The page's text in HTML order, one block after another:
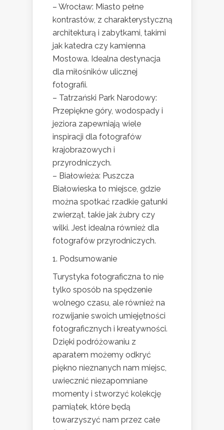
– Wrocław: Miasto pełne
kontrastów, z charakterystyczną
architekturą i zabytkami, takimi
jak katedra czy kamienna
Mostowa. Idealna destynacja
dla miłośników ulicznej
fotografii.
– Tatrzański Park Narodowy:
Przepiękne góry, wodospady i
jeziora zapewniają wiele
inspiracji dla fotografów
krajobrazowych i
przyrodniczych.
– Białowieża: Puszcza
Białowieska to miejsce, gdzie
można spotkać rzadkie gatunki
zwierząt, takie jak żubry czy
wilki. Jest idealna również dla
fotografów przyrodniczych.
1. Podsumowanie
Turystyka fotograficzna to nie
tylko sposób na spędzenie
wolnego czasu, ale również na
rozwijanie swoich umiejętności
fotograficznych i kreatywności.
Dzięki podróżowaniu z
aparatem możemy odkryć
piękno nieznanych nam miejsc,
uwiecznić niezapomniane
momenty i stworzyć kolekcję
pamiątek, które będą
towarzyszyć nam przez całe